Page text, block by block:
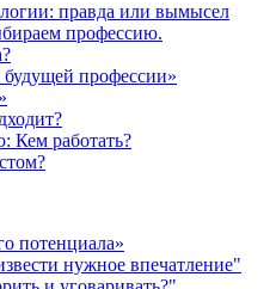
правда или вымысел
профессию.
профессии»
Кем работать?
потенциала»
нужное впечатление"